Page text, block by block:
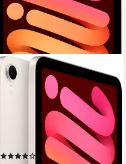
APPLE
iPad mini 2024 Wi-Fi 128GB
Bildschirmdiagonale
Speichergröße
2266 x 1488 px Bildschirmauflösung
Produktdatenblatt
(23)